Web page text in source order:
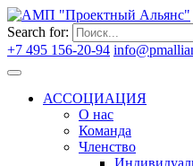
Search for:
+7 495 156-20-94
АССОЦИАЦИЯ
О нас
Команда
Членство